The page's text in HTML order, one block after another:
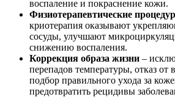
воспаление и покраснение кожи.
Физиотерапевтические
криотерапия оказывают
сосуды, улучшают
снижению воспаления.
Коррекция образа жизни –
перепадов температуры, отказ
подбор правильного ухода за
предотвратить рецидивы